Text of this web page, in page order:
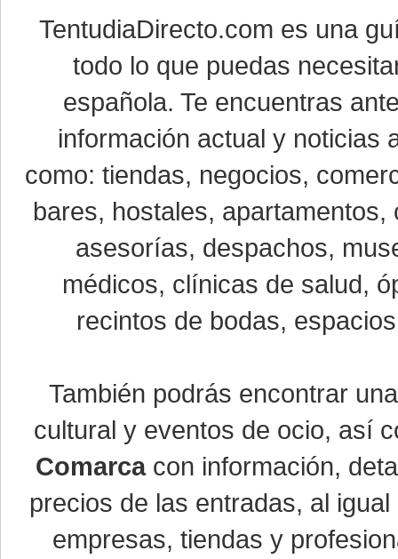
TentudiaDirecto.com es una
todo lo que puedas
española. Te encuentras
información actual y noticias
como: tiendas, negocios,
bares, hostales,
asesorías, despachos,
médicos, clínicas de salud,
recintos de bodas,
También podrás encontrar
cultural y eventos de ocio, así
Comarcacon información,
precios de las entradas, al
empresas, tiendas y